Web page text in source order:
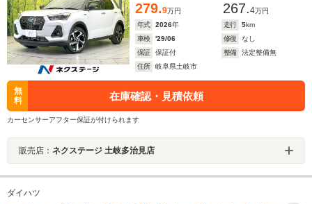
279.9万円 267.4万円
年式
2026年 走行 5km
車検
'29/06 修復
なし
保証
保証付 整備
法定整備無
住所
岐阜県土岐市
無
料
在庫確認・見積依頼
カーセンサーアフター保証が付けられます
販売店： ネクステージ 土岐多治見店
ダイハツ